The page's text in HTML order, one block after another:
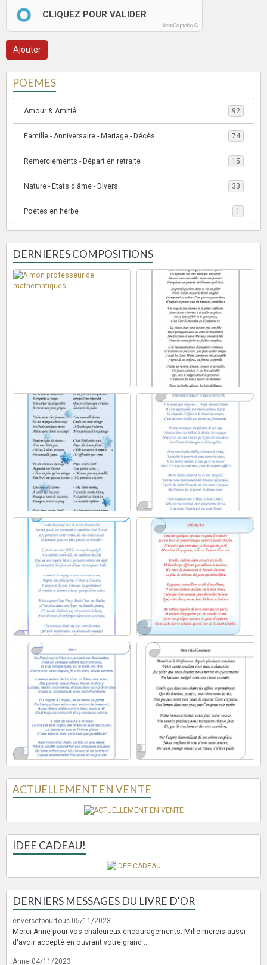
CLIQUEZ POUR VALIDER
IconCaptcha ©
Ajouter
POEMES
Amour & Amitié 92
Famille - Anniversaire - Mariage - Décès 74
Remerciements - Départ en retraite 15
Nature - Etats d'âme - Divers 33
Poètes en herbe 1
DERNIERES COMPOSITIONS
ACTUELLEMENT EN VENTE
IDEE CADEAU!
DERNIERS MESSAGES DU LIVRE D'OR
enversetpourtous 05/11/2023
Merci Anne pour vos chaleureux encouragements. Mille mercis aussi
d'avoir accepté en ouvrant votre grand ...
Anne 04/11/2023